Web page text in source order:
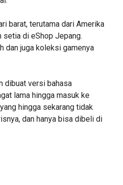
barat, terutama dari Amerika
setia di eShop Jepang.
dan juga koleksi gamenya
dibuat versi bahasa
lama hingga masuk ke
hingga sekarang tidak
dan hanya bisa dibeli di